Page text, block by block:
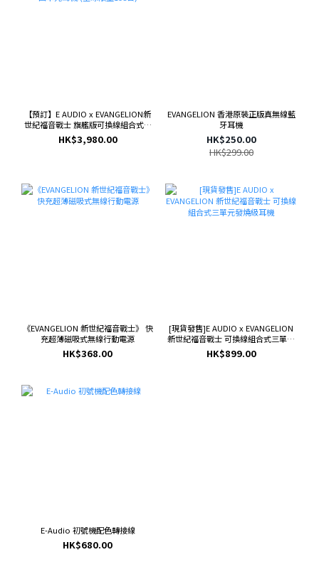
【預訂】E AUDIO x EVANGELION新
世紀福音戰士 旗艦版可換線組合式四
單元耳機 (全球限量198套)
HK$3,980.00
EVANGELION 香港原裝正版真無線藍
牙耳機
HK$250.00
HK$299.00
《EVANGELION 新世紀福音戰士》 快
充超薄磁吸式無線行動電源
HK$368.00
[現貨發售]E AUDIO x EVANGELION
新世紀福音戰士 可換線組合式三單元
發燒級耳機
HK$899.00
E-Audio 初號機配色轉接線
HK$680.00